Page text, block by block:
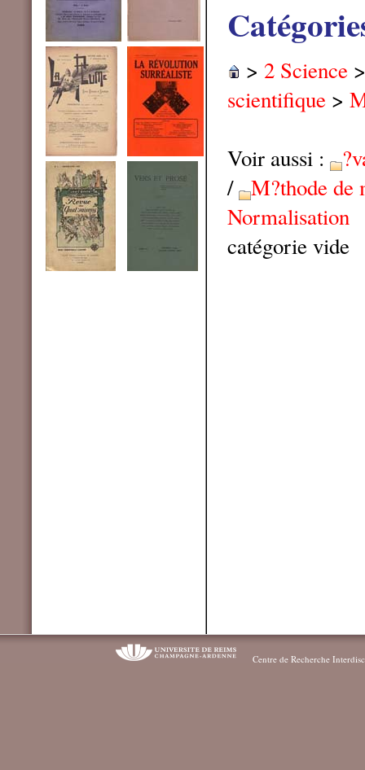
> 2 Science
scientifique >
Voir aussi :
/ M?thode de
Normalisation
catégorie vide
Centre de Recherche